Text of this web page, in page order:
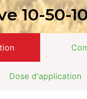
10-50-
Dose d'application